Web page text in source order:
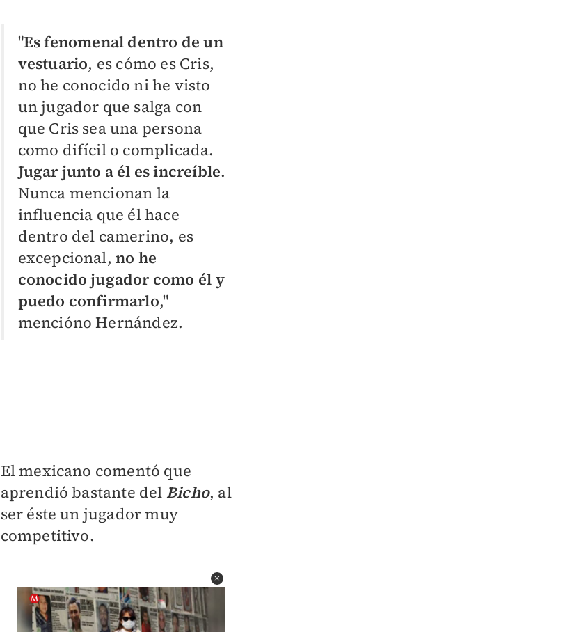
"Es fenomenal dentro de un
vestuario, es cómo es Cris,
no he conocido ni he visto
un jugador que salga con
que Cris sea una persona
como difícil o complicada.
Jugar junto a él es increíble.
Nunca mencionan la
influencia que él hace
dentro del camerino, es
excepcional,no he
conocido jugador como él y
puedo confirmarlo,"
mencióno Hernández.
El mexicano comentó que
aprendió bastante del Bicho, al
ser éste un jugador muy
competitivo.